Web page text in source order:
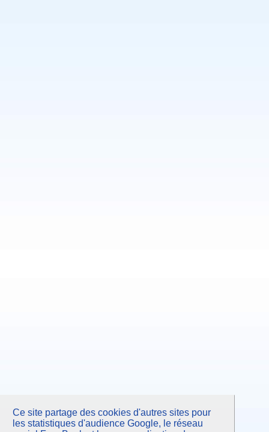
Ce site partage des cookies d'autres sites pour
les statistiques d'audience Google, le réseau